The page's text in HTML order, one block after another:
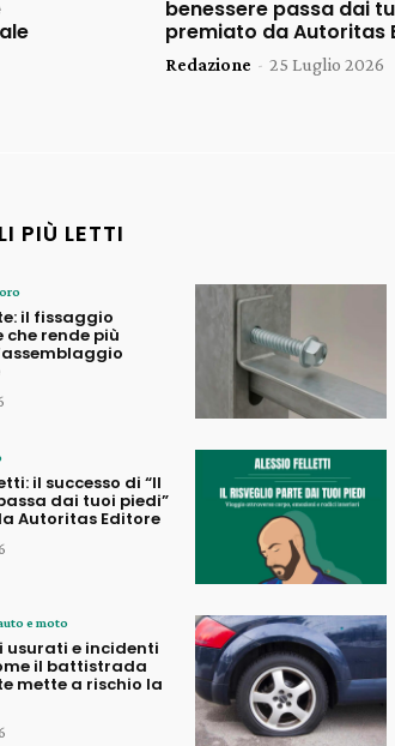
benessere passa dai
premiato da Autoritas
Redazione - 25 Luglio 2026
PIÙ LETTI
il fissaggio
rende più
il successo di “Il
dai tuoi piedi”
Autoritas Editore
e moto
usurati e incidenti
il battistrada
mette a rischio la